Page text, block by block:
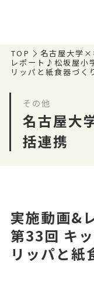
TOP 名古屋大学×
レポート♪松坂屋小
リッパと紙食器づく
その他
名古屋大
括連携
実施動画&
第33回 キ
リッパと紙